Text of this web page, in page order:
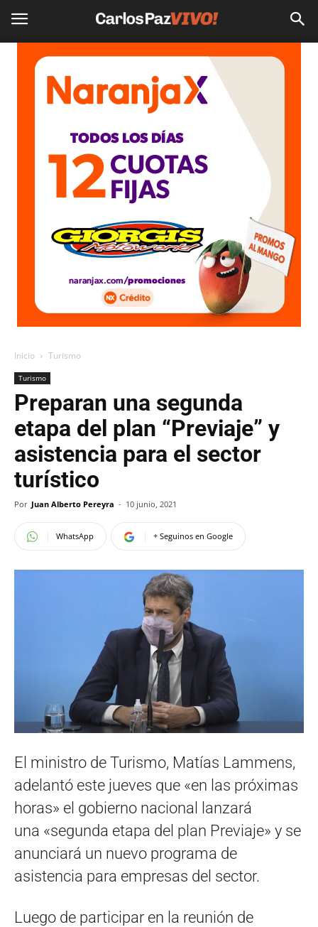
Inicio Turismo
Turismo
Preparan una segunda
etapa del plan “Previaje” y
asistencia para el sector
turístico
Por Juan Alberto Pereyra - 10 junio, 2021
WhatsApp + Seguinos en Google
El ministro de Turismo, Matías Lammens,
adelantó este jueves que «en las próximas
horas» el gobierno nacional lanzará
una «segunda etapa del plan Previaje» y se
anunciará un nuevo programa de
asistencia para empresas del sector.
Luego de participar en la reunión de